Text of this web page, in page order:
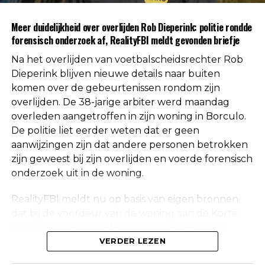
worden geen verdere mededelingen gedaan over
Een vaste waarde in de Nederlandse
arbitrage
Met het overlijden van Rob Dieperink verliest het
Nederlandse voetbal een scheidsrechter die
jarenlang actief was op het hoogste niveau.
het amateurvoetbal en werkte zich stap voor stap
toegewezen, waarna uiteindelijk ook de Eredivisie
Meer duidelijkheid over overlijden Rob Dieperink: politie rondde
forensisch onderzoek af, RealityFBI meldt gevonden briefje
Na het overlijden van voetbalscheidsrechter Rob
Dieperink blijven nieuwe details naar buiten
komen over de gebeurtenissen rondom zijn
overlijden. De 38-jarige arbiter werd maandag
overleden aangetroffen in zijn woning in Borculo.
De politie liet eerder weten dat er geen
aanwijzingen zijn dat andere personen betrokken
zijn geweest bij zijn overlijden en voerde forensisch
onderzoek uit in de woning.
RealityFBI meldt nu op basis van eigen bronnen
waarop Dieperink een persoonlijke boodschap had
VERDER LEZEN